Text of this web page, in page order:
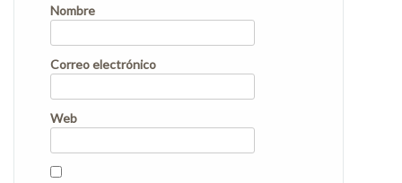
Nombre
Correo electrónico
Web